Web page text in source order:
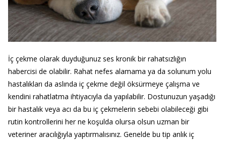
İç çekme olarak duyduğunuz ses kronik bir rahatsızlığın
habercisi de olabilir. Rahat nefes alamama ya da solunum yolu
hastalıkları da aslında iç çekme değil öksürmeye çalışma ve
kendini rahatlatma ihtiyacıyla da yapılabilir. Dostunuzun yaşadığı
bir hastalık veya acı da bu iç çekmelerin sebebi olabileceği gibi
rutin kontrollerini her ne koşulda olursa olsun uzman bir
veteriner aracılığıyla yaptırmalısınız. Genelde bu tip anlık iç